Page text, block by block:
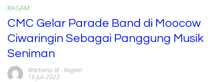
RAGAM
CMC Gelar Parade Band di Moocow
Ciwaringin Sebagai Panggung Musik
Seniman
Wartamu Id- Ragam
16 Juli 2023